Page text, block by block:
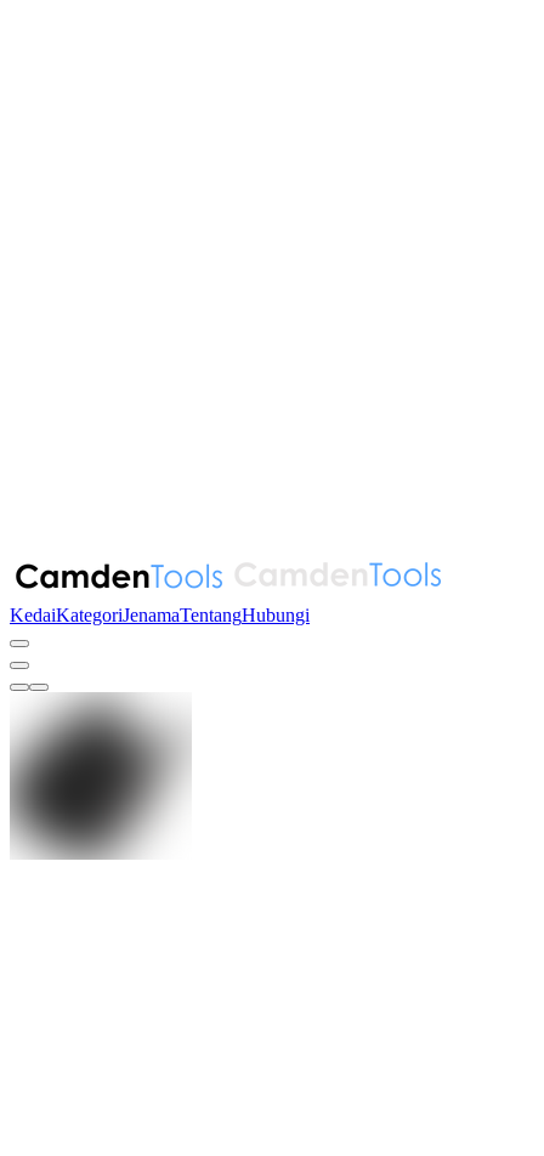
KedaiKategoriJenamaTentangHubungi